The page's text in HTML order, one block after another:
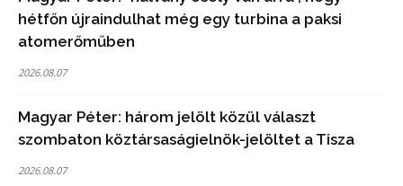
hétfőn újraindulhat még egy turbina a paksi
atomerőműben
2026.08.07
Magyar Péter: három jelölt közül választ
szombaton köztársaságielnök-jelöltet a Tisza
2026.08.07